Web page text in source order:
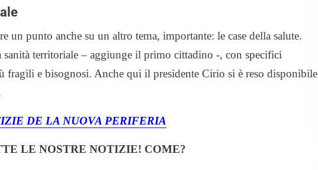
un punto anche su un altro tema, importante: le case della salute.
territoriale – aggiunge il primo cittadino -, con specifici
fragili e bisognosi. Anche qui il presidente Cirio si è reso disponibile
DE LA NUOVA PERIFERIA
LE NOSTRE NOTIZIE! COME?